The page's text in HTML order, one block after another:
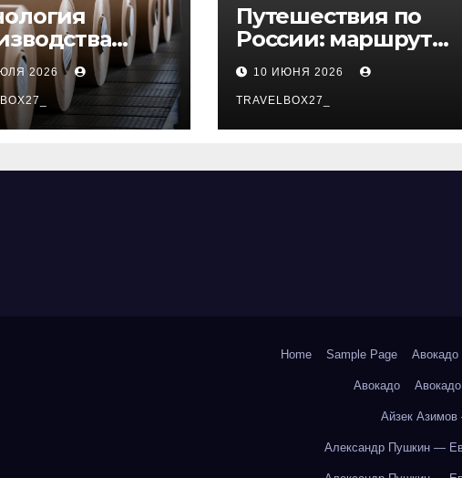
и
из
волокна
2026
Путешествия по
России: маршруты,
регионы и
особенности
поездок
10 ИЮНЯ 2026
TRAVELBOX27_
Home Sample Page Авокадо
Авокадо Авокадо
Айзек
Александр Пушкин —